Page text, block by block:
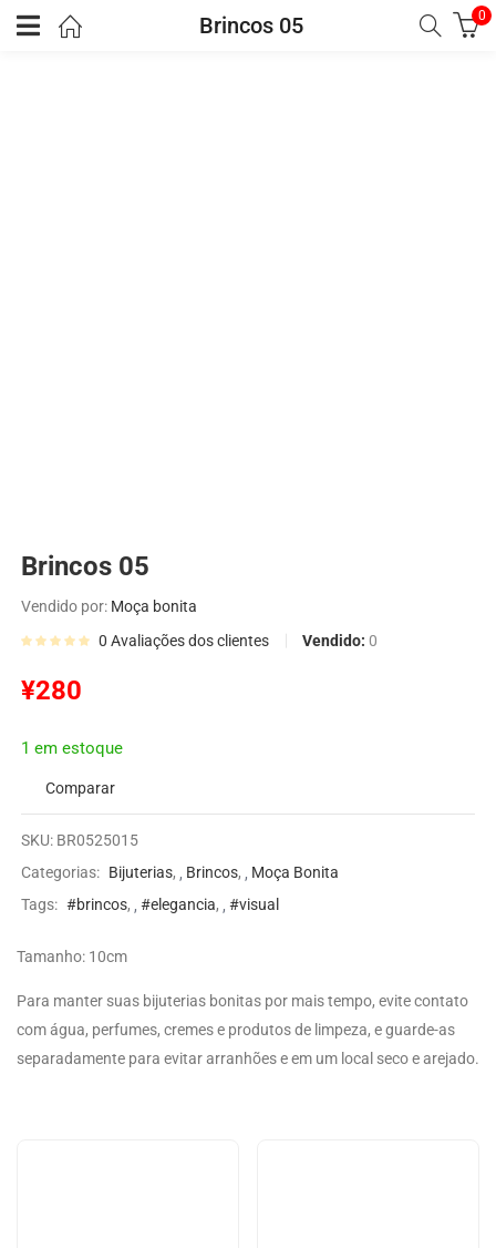
Brincos 05 0
Brincos 05
Vendido por: Moça bonita
0 Avaliações dos clientes Vendido:0
¥280
1 em estoque
Comparar
SKU: BR0525015
Categorias: Bijuterias, Brincos,
Moça Bonita
Tags: #brincos, #elegancia, #visual
Tamanho: 10cm
Para manter suas bijuterias bonitas por mais tempo, evite contato
com água, perfumes, cremes e produtos de limpeza, e guarde-as
separadamente para evitar arranhões e em um local seco e arejado.